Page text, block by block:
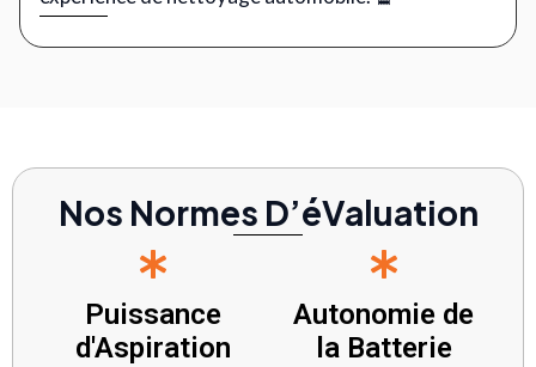
Nos Normes D’éValuation
Puissance
d'Aspiration
Autonomie de
la Batterie